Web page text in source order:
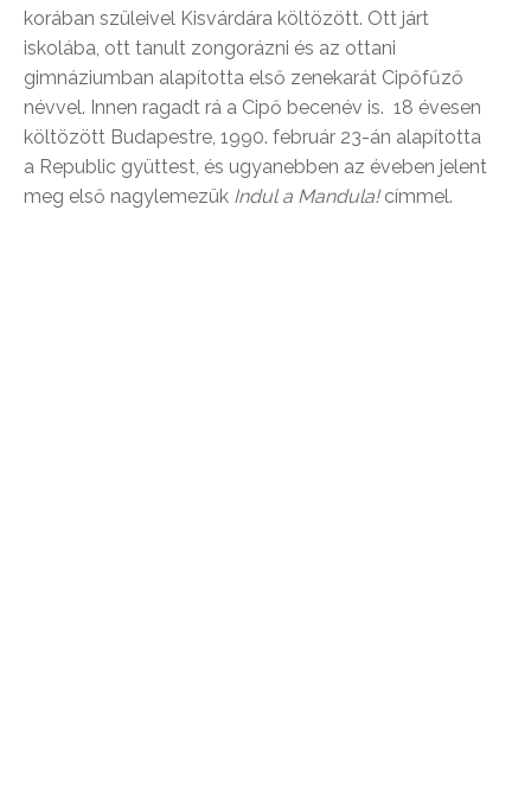
korában szüleivel Kisvárdára költözött. Ott járt
iskolába, ott tanult zongorázni és az ottani
gimnáziumban alapította első zenekarát Cipőfűző
névvel. Innen ragadt rá a Cipő becenév is. 18 évesen
költözött Budapestre, 1990. február 23-án alapította
a Republic gyüttest, és ugyanebben az éveben jelent
meg első nagylemezük Indul a Mandula!címmel.